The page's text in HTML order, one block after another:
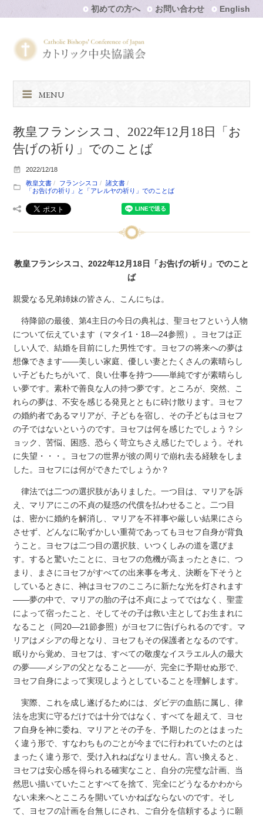
初めての方へ お問い合わせ English
MENU
教皇フランシスコ、2022年12月18日「お
告げの祈り」でのことば
2022/12/18
教皇文書
フランシスコ
諸文書
「お告げの祈り」と「アレルヤの祈り」でのことば
教皇フランシスコ、2022年12月18日「お告げの祈り」でのこと
ば
親愛なる兄弟姉妹の皆さん、こんにちは。
待降節の最後、第4主日の今日の典礼は、聖ヨセフという人物
について伝えています（マタイ1・18―24参照）。ヨセフは正
しい人で、結婚を目前にした男性です。ヨセフの将来への夢は
想像できます――美しい家庭、優しい妻とたくさんの素晴らし
い子どもたちがいて、良い仕事を持つ――単純ですが素晴らし
い夢です。素朴で善良な人の持つ夢です。ところが、突然、こ
れらの夢は、不安を感じる発見とともに砕け散ります。ヨセフ
の婚約者であるマリアが、子どもを宿し、その子どもはヨセフ
の子ではないというのです。ヨセフは何を感じたでしょう？シ
ョック、苦悩、困惑、恐らく苛立ちさえ感じたでしょう。それ
に失望・・・。ヨセフの世界が彼の周りで崩れ去る経験をしま
した。ヨセフには何ができたでしょうか？
律法では二つの選択肢がありました。一つ目は、マリアを訴
え、マリアにこの不貞の疑惑の代償を払わせること。二つ目
は、密かに婚約を解消し、マリアを不祥事や厳しい結果にさら
させず、どんなに恥ずかしい重荷であってもヨセフ自身が背負
うこと。ヨセフは二つ目の選択肢、いつくしみの道を選びま
す。すると驚いたことに、ヨセフの危機が高まったときに、つ
まり、まさにヨセフがすべての出来事を考え、決断を下そうと
しているときに、神はヨセフのこころに新たな光を灯されます
――夢の中で、マリアの胎の子は不貞によってではなく、聖霊
によって宿ったこと、そしてその子は救い主としてお生まれに
なること（同20―21節参照）がヨセフに告げられるのです。マ
リアはメシアの母となり、ヨセフもその保護者となるのです。
眠りから覚め、ヨセフは、すべての敬虔なイスラエル人の最大
の夢――メシアの父となること――が、完全に予期せぬ形で、
ヨセフ自身によって実現しようとしていることを理解します。
実際、これを成し遂げるためには、ダビデの血筋に属し、律
法を忠実に守るだけでは十分ではなく、すべてを超えて、ヨセ
フ自身を神に委ね、マリアとその子を、予期したのとはまった
く違う形で、すなわちものごとが今までに行われていたのとは
まったく違う形で、受け入れねばなりません。言い換えると、
ヨセフは安心感を得られる確実なこと、自分の完璧な計画、当
然思い描いていたことすべてを捨て、完全にどうなるかわから
ない未来へとこころを開いていかねばならないのです。そし
て、ヨセフの計画を台無しにされ、ご自分を信頼するように願